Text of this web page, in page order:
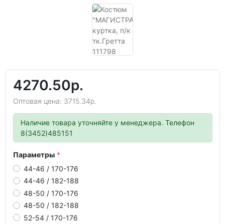
4270.50р.
Оптовая цена: 3715.34р.
Наличие товара уточняйте у менеджера. Телефон
8(3452)485151
Параметры
44-46 / 170-176
44-46 / 182-188
48-50 / 170-176
48-50 / 182-188
52-54 / 170-176